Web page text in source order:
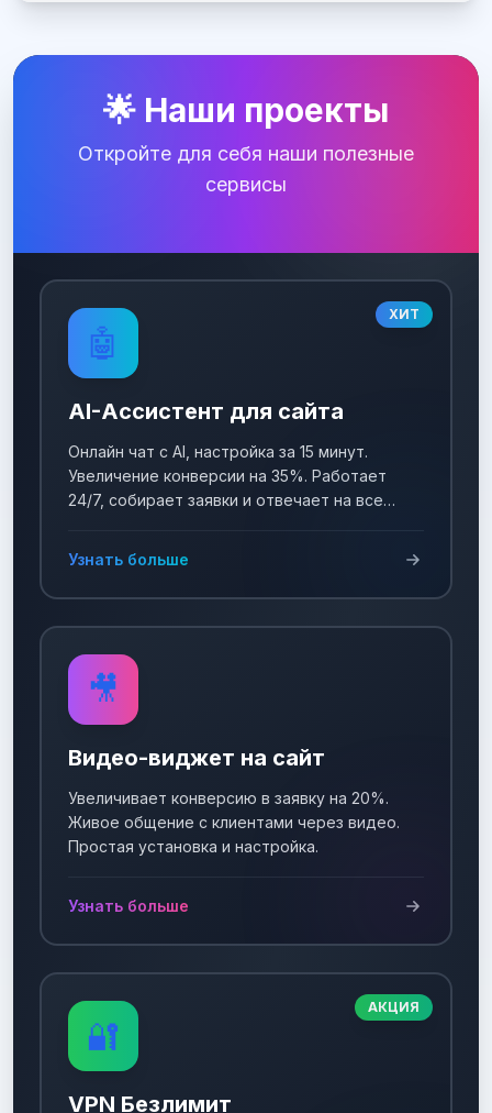
🌟 Наши проекты
Откройте для себя наши полезные
сервисы
ХИТ
🤖
AI-Ассистент для сайта
Онлайн чат с AI, настройка за 15 минут.
Увеличение конверсии на 35%. Работает
24/7, собирает заявки и отвечает на все
Узнать больше
🎥
Видео-виджет на сайт
Увеличивает конверсию в заявку на 20%.
Живое общение с клиентами через видео.
Простая установка и настройка.
Узнать больше
АКЦИЯ
🔐
VPN Безлимит